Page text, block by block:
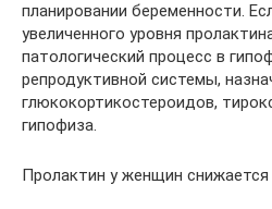
планировании беременности.
увеличенного уровня
патологический процесс в
репродуктивной системы,
глюкокортикостероидов,
гипофиза.
Пролактин у женщин снижается